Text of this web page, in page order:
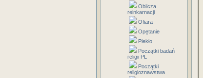
Oblicza
reinkarnacji
Ofiara
Opętanie
Piekło
Początki badań
religii PL
Początki
religioznawstwa